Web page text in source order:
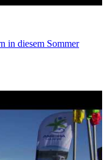
in diesem Sommer